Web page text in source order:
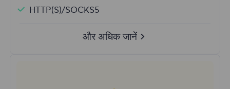
HTTP(S)/SOCKS5
और अधिक जानें